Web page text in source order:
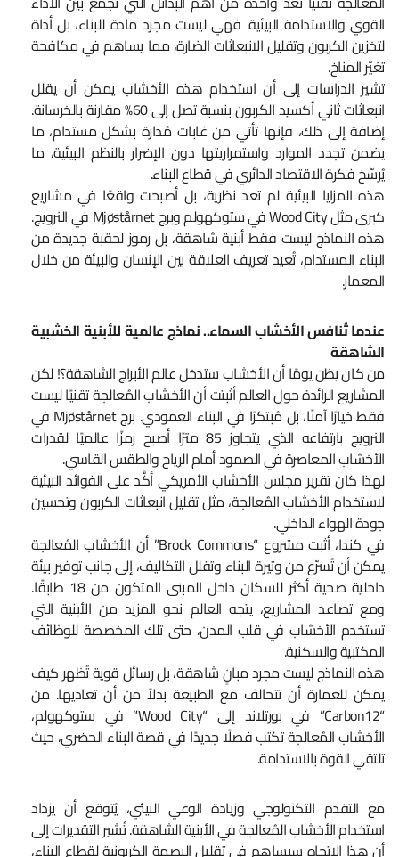
القوي والاستدامة البيئية. فهي ليست مجرد مادة للبناء، بل أداة
لتخزين الكربون وتقليل الانبعاثات الضارة، مما يساهم في مكافحة
تغيّر المناخ.
تشير الدراسات إلى أن استخدام هذه الأخشاب يمكن أن يقلل
انبعاثات ثاني أكسيد الكربون بنسبة تصل إلى 60% مقارنة بالخرسانة.
إضافة إلى ذلك، فإنها تأتي من غابات مُدارة بشكل مستدام، ما
يضمن تجدد الموارد واستمراريتها دون الإضرار بالنظم البيئية، ما
يُرسّخ فكرة الاقتصاد الدائري في قطاع البناء.
هذه المزايا البيئية لم تعد نظرية، بل أصبحت واقعًا في مشاريع
كبرى مثل Wood City في ستوكهولم وبرج Mjøstårnet في النرويج.
هذه النماذج ليست فقط أبنية شاهقة، بل رموز لحقبة جديدة من
البناء المستدام، تُعيد تعريف العلاقة بين الإنسان والبيئة من خلال
المعمار.
عندما تُنافس الأخشاب السماء.. نماذج عالمية للأبنية الخشبية
الشاهقة
من كان يظن يومًا أن الأخشاب ستدخل عالم الأبراج الشاهقة؟! لكن
المشاريع الرائدة حول العالم أثبتت أن الأخشاب المُعالجة تقنيًا ليست
فقط خيارًا آمنًا، بل مُبتكرًا في البناء العمودي. برج Mjøstårnet في
النرويج بارتفاعه الذي يتجاوز 85 مترًا أصبح رمزًا عالميًا لقدرات
الأخشاب المعاصرة في الصمود أمام الرياح والطقس القاسي.
لهذا كان تقرير مجلس الأخشاب الأمريكي أكَّد على الفوائد البيئية
لاستخدام الأخشاب المُعالجة، مثل تقليل انبعاثات الكربون وتحسين
جودة الهواء الداخلي.
في كندا، أثبت مشروع “Brock Commons” أن الأخشاب المُعالجة
يمكن أن تُسرّع من وتيرة البناء وتقلل التكاليف، إلى جانب توفير بيئة
داخلية صحية أكثر للسكان داخل المبنى المتكون من 18 طابقًا.
ومع تصاعد المشاريع، يتجه العالم نحو المزيد من الأبنية التي
تستخدم الأخشاب في قلب المدن، حتى تلك المخصصة للوظائف
المكتبية والسكنية.
هذه النماذج ليست مجرد مبانٍ شاهقة، بل رسائل قوية تُظهر كيف
يمكن للعمارة أن تتحالف مع الطبيعة بدلاً من أن تعاديها. من
“Carbon12” في بورتلاند إلى “Wood City” في ستوكهولم،
الأخشاب المُعالجة تكتب فصلًا جديدًا في قصة البناء الحضري، حيث
تلتقي القوة بالاستدامة.
مع التقدم التكنولوجي وزيادة الوعي البيئي، يُتوقع أن يزداد
استخدام الأخشاب المُعالجة في الأبنية الشاهقة. تُشير التقديرات إلى
أن هذا الاتجاه سيساهم في تقليل البصمة الكربونية لقطاع البناء،